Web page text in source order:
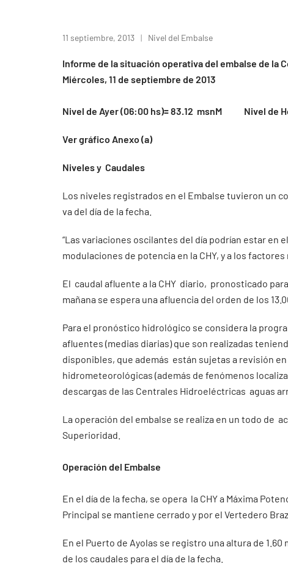
11 septiembre, 2013 Nivel del Embalse
Informe de la situación operativa del embalse de la
Miércoles, 11 de septiembre de 2013
Nivel de Ayer (06:00 hs)= 83.12 msnM Nivel de
Ver gráfico Anexo (a)
Niveles y Caudales
Los niveles registrados en el Embalse tuvieron un
va del día de la fecha.
“Las variaciones oscilantes del día podrían estar en
modulaciones de potencia en la CHY, y a los
El caudal afluente a la CHY diario, pronosticado
mañana se espera una afluencia del orden de los
Para el pronóstico hidrológico se considera la
afluentes (medias diarias) que son realizadas
disponibles, que además están sujetas a revisión
hidrometeorológicas (además de fenómenos
descargas de las Centrales Hidroeléctricas aguas
La operación del embalse se realiza en un todo de
Superioridad.
Operación del Embalse
En el día de la fecha, se opera la CHY a Máxima
Principal se mantiene cerrado y por el Vertedero
En el Puerto de Ayolas se registro una altura de
de los caudales para el día de la fecha.